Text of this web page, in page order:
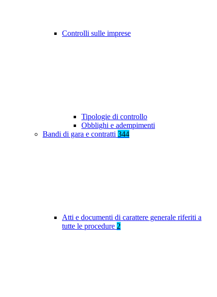
Controlli sulle imprese
Tipologie di controllo
Obblighi e adempimenti
Bandi di gara e contratti 344
Atti e documenti di carattere generale riferiti a
tutte le procedure 2